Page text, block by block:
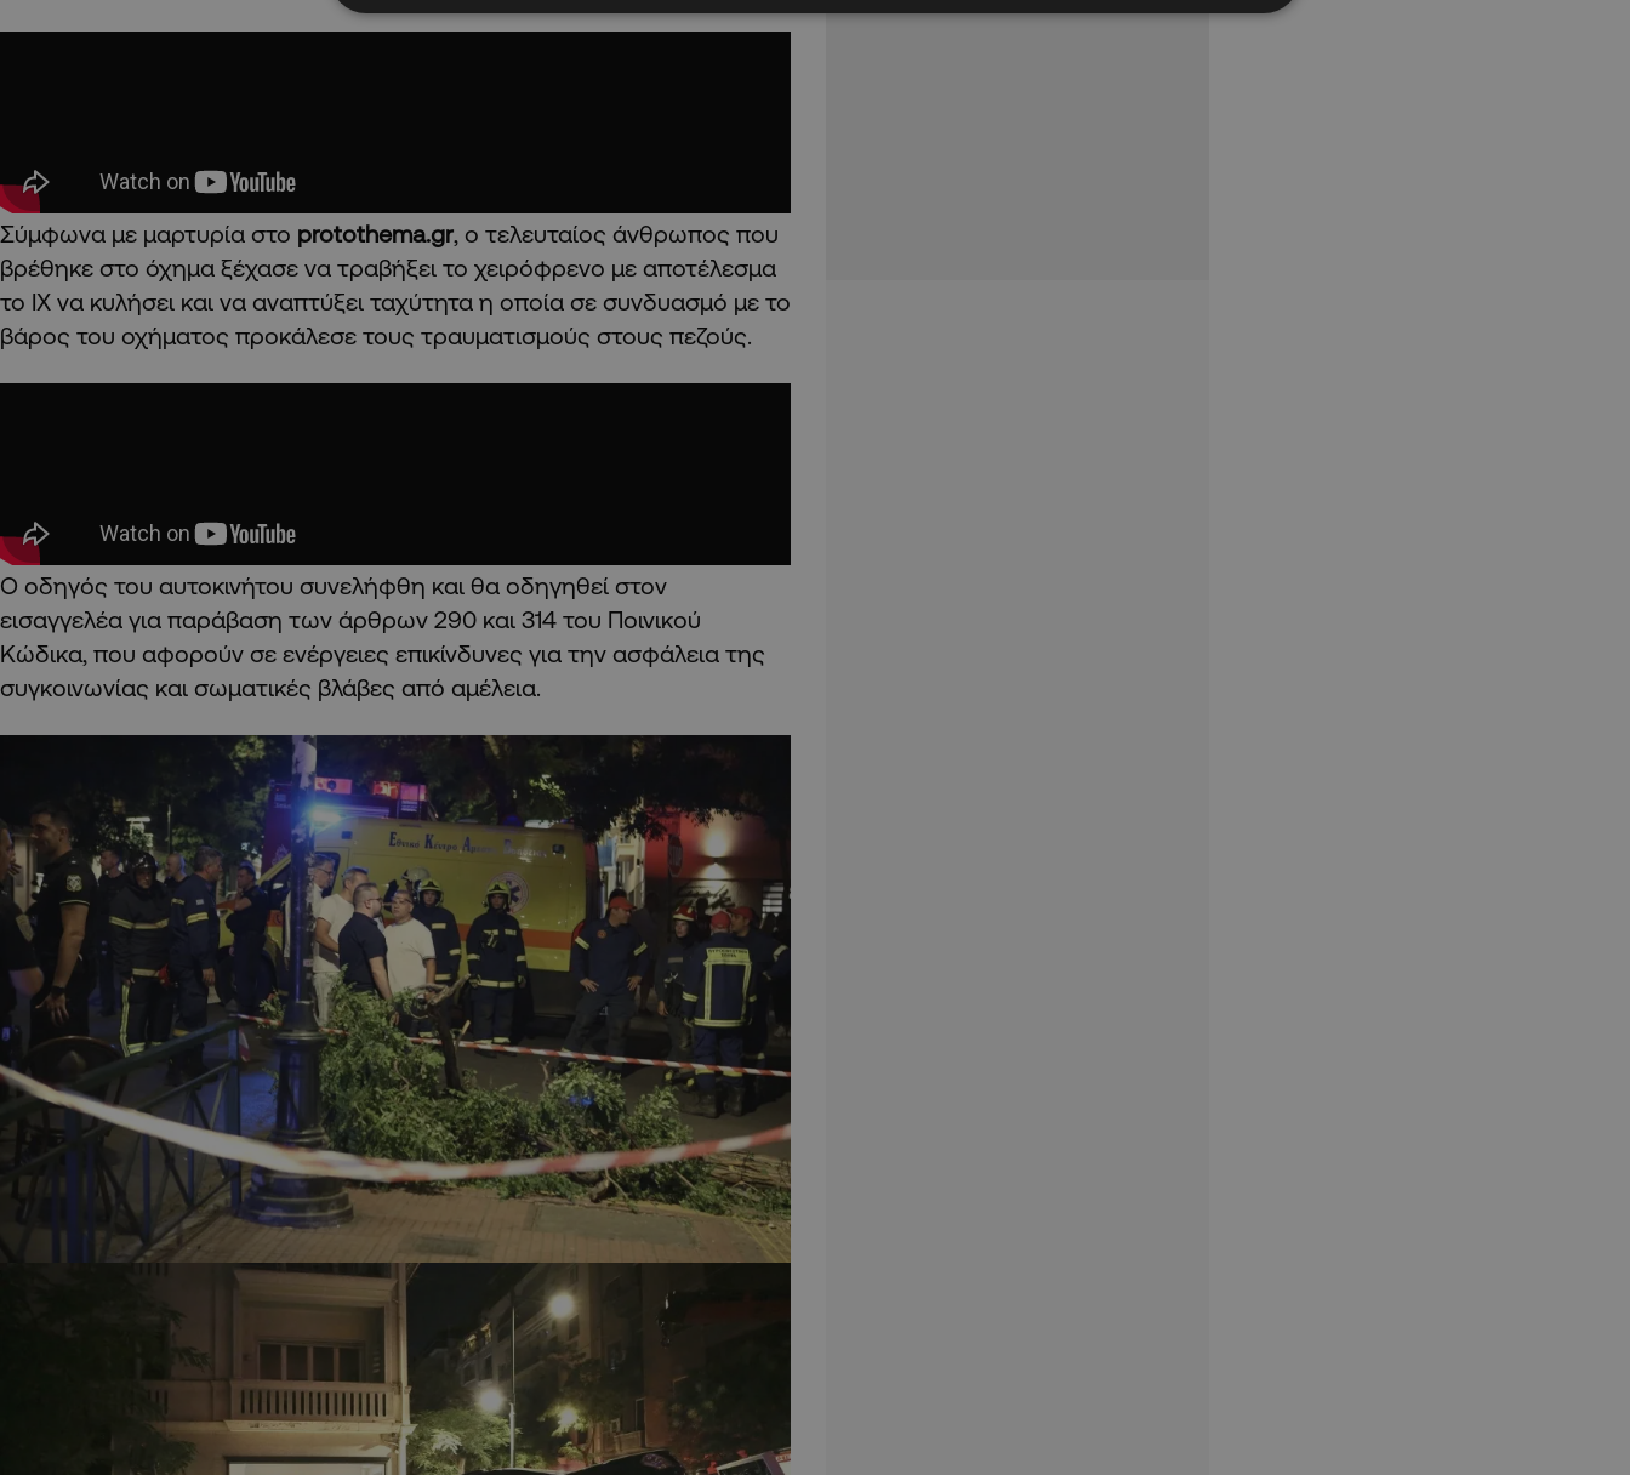
Σύμφωνα με μαρτυρία στο protothema.gr, ο τελευταίος άνθρωπος που
βρέθηκε στο όχημα ξέχασε να τραβήξει το χειρόφρενο με αποτέλεσμα
το ΙΧ να κυλήσει και να αναπτύξει ταχύτητα η οποία σε συνδυασμό με το
βάρος του οχήματος προκάλεσε τους τραυματισμούς στους πεζούς.
Ο οδηγός του αυτοκινήτου συνελήφθη και θα οδηγηθεί στον
εισαγγελέα για παράβαση των άρθρων 290 και 314 του Ποινικού
Κώδικα, που αφορούν σε ενέργειες επικίνδυνες για την ασφάλεια της
συγκοινωνίας και σωματικές βλάβες από αμέλεια.